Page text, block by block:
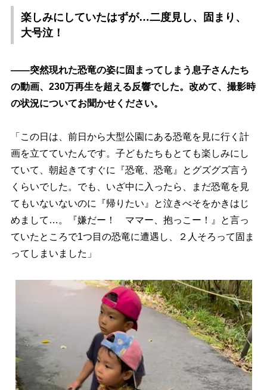
楽しみにしていたはずが…二度見し、固まり、
大号泣！
――突然現れた恐竜の姿に固まってしまう息子さんたち
の動画、230万再生を超える反響でした。改めて、撮影時
の状況についてお聞かせください。
「この日は、前日から大型公園にある恐竜を見に行く計
画を立てていたんです。子どもたちもとても楽しみにし
ていて、朝起きてすぐに『恐竜、恐竜』とグズグズ言う
くらいでした。でも、いざ中に入ったら、まだ恐竜を見
てもいないないのに『帰りたい』と泣きべそをかきはじ
めまして…。『嫌だー！ ママー、抱っこー！』と言っ
ていたところで1つ目の恐竜に遭遇し、２人そろって固ま
ってしまいました」